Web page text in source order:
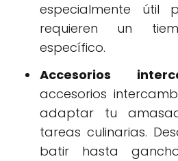
especialmente útil
requieren un
específico.
Accesorios
accesorios
adaptar tu
tareas culinarias.
batir hasta